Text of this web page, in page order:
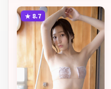
推向道德与法律的边界。主
演以细腻表演撑起情感层
次，兼顾观赏性与现实意
义。
★ 8.7